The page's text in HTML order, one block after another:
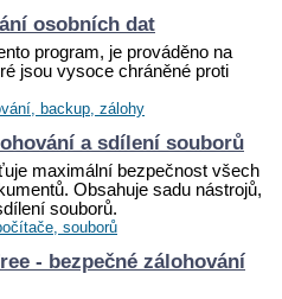
osobních dat
program, je prováděno na
jsou vysoce chráněné proti
backup, zálohy
a sdílení souborů
maximální bezpečnost všech
Obsahuje sadu nástrojů,
souborů.
souborů
- bezpečné zálohování